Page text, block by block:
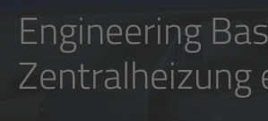
Engineering
Zentralheizung